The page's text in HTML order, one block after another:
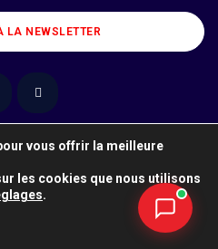
LA NEWSLETTER
Powered
en savoir plus sur les cookies et
cliquez ici.
vous offrir la meilleure
les cookies que nous utilisons
.